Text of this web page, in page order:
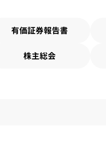
有価証券報告書
株主総会